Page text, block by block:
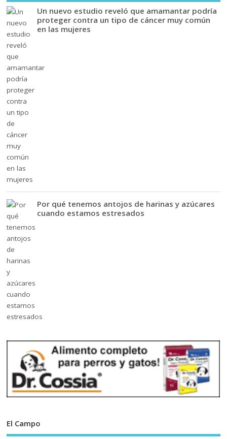
Un nuevo estudio reveló que amamantar podría
proteger contra un tipo de cáncer muy común
en las mujeres
Por qué tenemos antojos de harinas y azúcares
cuando estamos estresados
El Campo